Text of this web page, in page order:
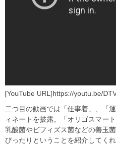
[YouTube URL]https://youtu.be/
二つ目の動画では「仕事着」、「
ィネートを披露。「オリゴスマー
乳酸菌やビフィズス菌などの善玉
ぴったりということを紹介してくれ